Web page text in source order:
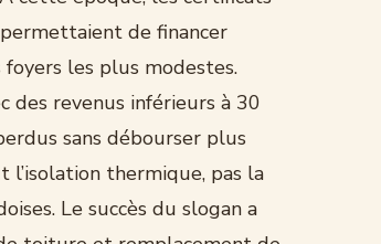
permettaient de financer
les plus modestes.
des revenus inférieurs à 30
sans débourser plus
l’isolation thermique, pas la
Le succès du slogan a